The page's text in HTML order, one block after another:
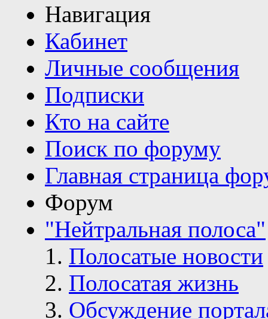
Навигация
Кабинет
Личные сообщения
Подписки
Кто на сайте
Поиск по форуму
Главная страница
Форум
"Нейтральная полоса"
Полосатые новости
Полосатая жизнь
Обсуждение